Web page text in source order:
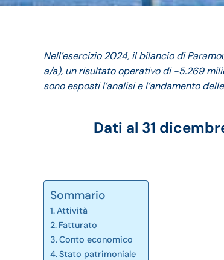
Nell’esercizio 2024, il bilancio di
a/a), un risultato operativo di -5.269
sono esposti l’analisi e l’andamento
Dati al 31
Sommario
Attività
Fatturato
Conto economico
Stato patrimoniale